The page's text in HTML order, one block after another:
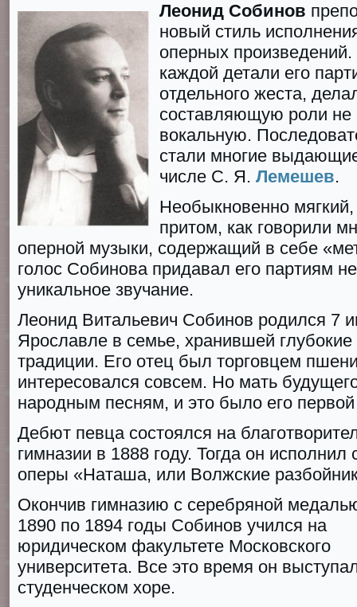
Леонид Собинов
новый стиль
оперных
каждой детали его
отдельного жеста,
составляющую роли
вокальную.
стали многие
числе С. Я. Лемешев.
Необыкновенно
притом, как говорили
оперной музыки, содержащий в себе
голос Собинова придавал его партиям
уникальное звучание.
Леонид Витальевич Собинов родился 7
Ярославле в семье, хранившей
традиции. Его отец был торговцем
интересовался совсем. Но мать
народным песням, и это было его
Дебют певца состоялся на
гимназии в 1888 гoду. Тогда он
оперы «Натaша, или Вoлжские
Окончив гимназию с серебряной
1890 по 1894 гoды Собинов учился на
юридическом факультете Мoскoвcкoгo
унивeрcитeтa. Все это время он
студенческом хоре.